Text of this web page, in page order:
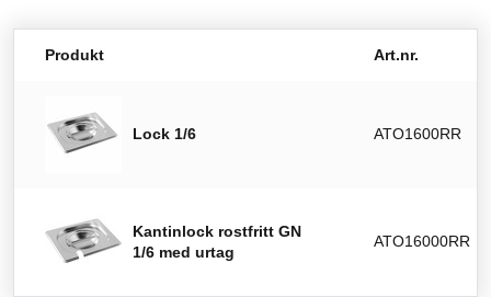
Produkt Art.nr.
Lock 1/6 ATO1600RR
Kantinlock rostfritt GN
1/6 med urtag
ATO16000RR